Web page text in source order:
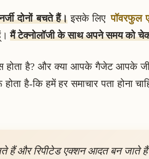
दोनों बचते हैं।इसके लिए पॉवरफुल
मैं टेक्नोलॉजी के साथ अपने समय को
होता है? और क्या आपके गैजेट आपके
है-कि हमें हर समाचार पता होना
हैं और रिपीटेड एक्शन आदत बन जाते